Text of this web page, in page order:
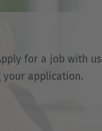
for a job with us
your application.